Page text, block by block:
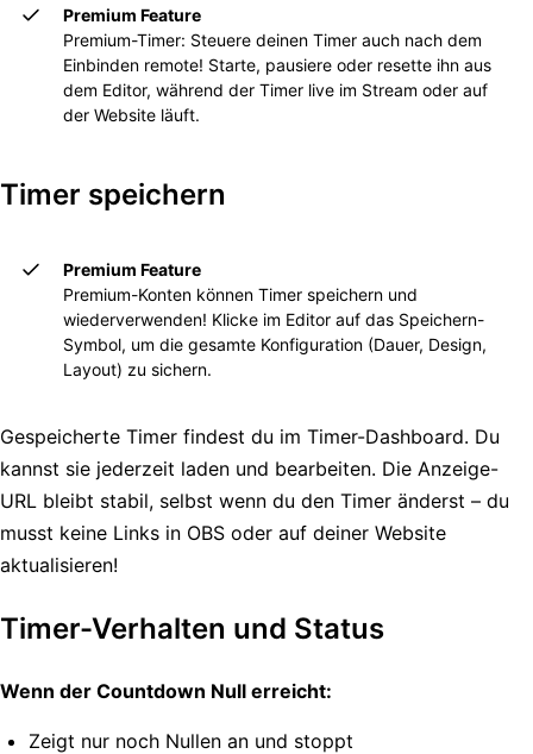
Premium Feature
Premium-Timer: Steuere deinen Timer auch nach dem
Einbinden remote! Starte, pausiere oder resette ihn aus
dem Editor, während der Timer live im Stream oder auf
der Website läuft.
Timer speichern
Premium Feature
Premium-Konten können Timer speichern und
wiederverwenden! Klicke im Editor auf das Speichern-
Symbol, um die gesamte Konfiguration (Dauer, Design,
Layout) zu sichern.
Gespeicherte Timer findest du im Timer-Dashboard. Du
kannst sie jederzeit laden und bearbeiten. Die Anzeige-
URL bleibt stabil, selbst wenn du den Timer änderst – du
musst keine Links in OBS oder auf deiner Website
aktualisieren!
Timer-Verhalten und Status
Wenn der Countdown Null erreicht:
Zeigt nur noch Nullen an und stoppt